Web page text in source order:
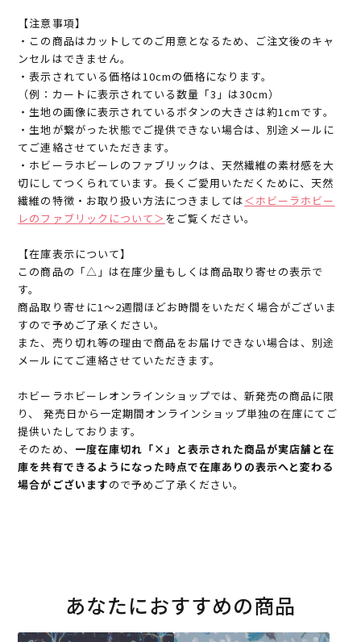
【注意事項】
・この商品はカットしてのご用意となるため、ご注文後のキャ
ンセルはできません。
・表示されている価格は10cmの価格になります。
（例：カートに表示されている数量「3」は30cm）
・生地の画像に表示されているボタンの大きさは約1cmです。
・生地が繋がった状態でご提供できない場合は、別途メールに
てご連絡させていただきます。
・ホビーラホビーレのファブリックは、天然繊維の素材感を大
切にしてつくられています。長くご愛用いただくために、天然
繊維の特徴・お取り扱い方法につきましては＜ホビーラホビー
レのファブリックについて＞ をご覧ください。
【在庫表示について】
この商品の「△」は在庫少量もしくは商品取り寄せの表示で
す。
商品取り寄せに1～2週間ほどお時間をいただく場合がございま
すので予めご了承ください。
また、売り切れ等の理由で商品をお届けできない場合は、別途
メールにてご連絡させていただきます。
ホビーラホビーレオンラインショップでは、新発売の商品に限
り、 発売日から一定期間オンラインショップ単独の在庫にてご
提供いたしております。
そのため、 一度在庫切れ「×」と表示された商品が実店舗と在
庫を共有できるようになった時点で在庫ありの表示へと変わる
場合がございますので予めご了承ください。
あなたにおすすめの商品